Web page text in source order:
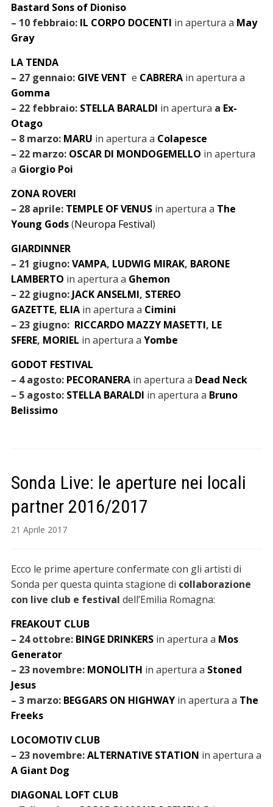
Bastard Sons of Dioniso
– 10 febbraio: IL CORPO DOCENTI in apertura a May
Gray
LA TENDA
– 27 gennaio: GIVE VENT e CABRERAin apertura a
Gomma
– 22 febbraio: STELLA BARALDI in apertura a Ex-
Otago
– 8 marzo: MARU in apertura a Colapesce
– 22 marzo: OSCAR DI MONDOGEMELLO in apertura
a Giorgio Poi
ZONA ROVERI
– 28 aprile: TEMPLE OF VENUSin apertura a The
Young Gods(Neuropa Festival)
GIARDINNER
– 21 giugno:VAMPA, LUDWIG MIRAK, BARONE
LAMBERTO in apertura a Ghemon
– 22 giugno: JACK ANSELMI, STEREO
GAZETTE, ELIA in apertura a Cimini
– 23 giugno: RICCARDO MAZZY MASETTI, LE
SFERE, MORIEL in apertura a Yombe
GODOT FESTIVAL
– 4 agosto: PECORANERA in apertura a Dead Neck
– 5 agosto: STELLA BARALDI in apertura a Bruno
Belissimo
Sonda Live: le aperture nei locali
partner 2016/2017
21 Aprile 2017
Ecco le prime aperture confermate con gli artisti di
Sonda per questa quinta stagione di collaborazione
con live club e festival dell’Emilia Romagna:
FREAKOUT CLUB
– 24 ottobre: BINGE DRINKERS in apertura a Mos
Generator
– 23 novembre: MONOLITH in apertura a Stoned
Jesus
– 3 marzo: BEGGARS ON HIGHWAY in apertura a The
Freeks
LOCOMOTIV CLUB
– 23 novembre:ALTERNATIVE STATION in apertura a
A Giant Dog
DIAGONAL LOFT CLUB